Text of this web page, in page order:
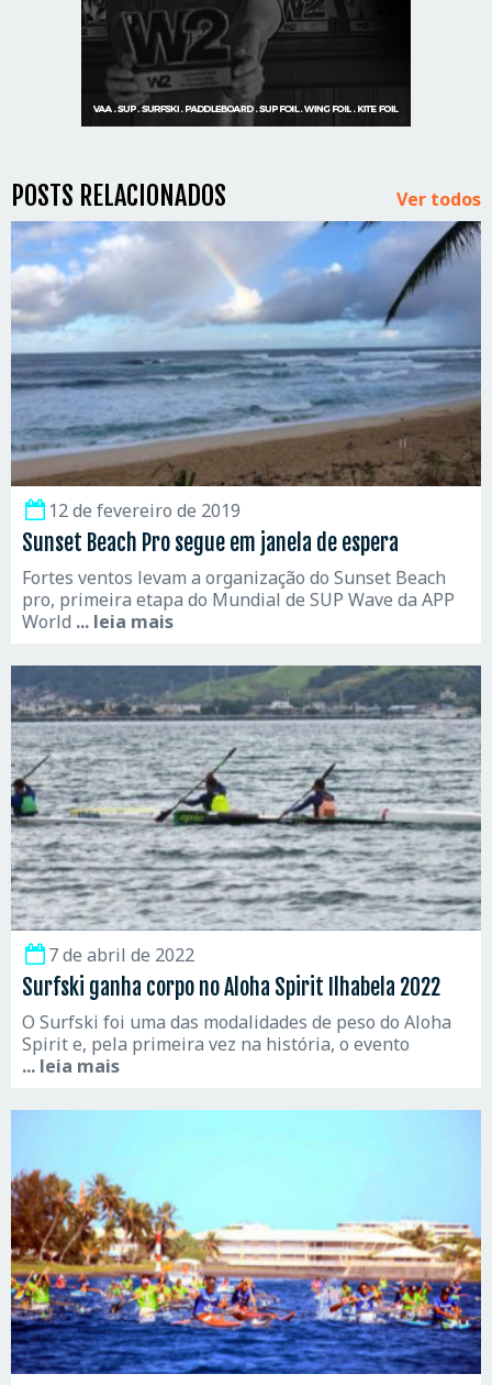
POSTS RELACIONADOS Ver todos
12 de fevereiro de 2019
Sunset Beach Pro segue em janela de espera
Fortes ventos levam a organização do Sunset Beach
pro, primeira etapa do Mundial de SUP Wave da APP
World ... leia mais
7 de abril de 2022
Surfski ganha corpo no Aloha Spirit Ilhabela 2022
O Surfski foi uma das modalidades de peso do Aloha
Spirit e, pela primeira vez na história, o evento
... leia mais